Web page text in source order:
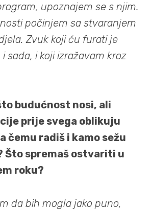
upoznajem se s njim.
počinjem sa stvaranjem
Zvuk koji ću furati je
sada, i koji izražavam kroz
budućnost nosi, ali
prije svega oblikuju
čemu radiš i kamo sežu
spremaš ostvariti u
roku?
da bih mogla jako puno,